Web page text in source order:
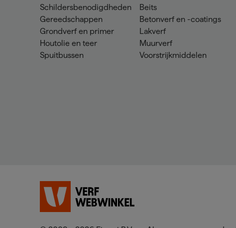
Schildersbenodigdheden
Gereedschappen
Grondverf en primer
Houtolie en teer
Spuitbussen
Beits
Betonverf en -coatings
Lakverf
Muurverf
Voorstrijkmiddelen